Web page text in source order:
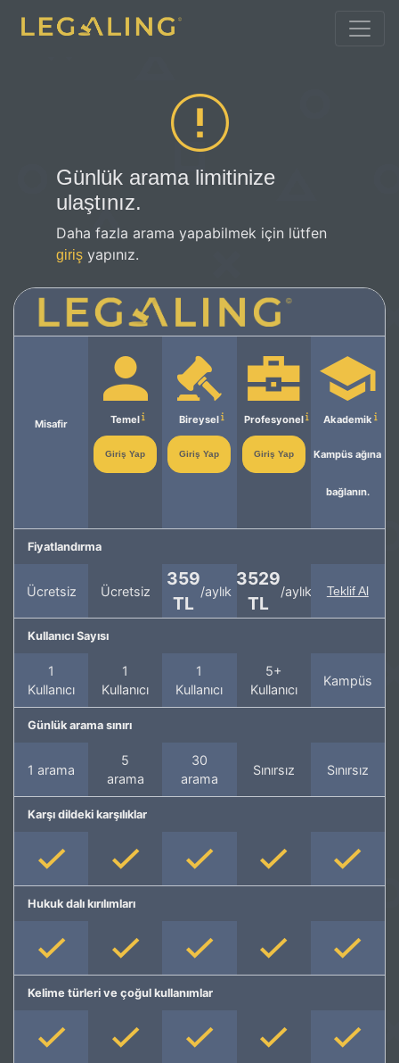
Günlük arama limitinize
ulaştınız.
Daha fazla arama yapabilmek için lütfen
giriş yapınız.
Misafir Temel
Giriş Yap
Bireysel
Giriş Yap
Profesyonel
Giriş Yap
Akademik
Kampüs ağına
bağlanın.
Fiyatlandırma
Ücretsiz Ücretsiz
359
TL
/aylık
3529
TL
/aylık Teklif Al
Kullanıcı Sayısı
1
Kullanıcı
1
Kullanıcı
1
Kullanıcı
5+
Kullanıcı
Kampüs
Günlük arama sınırı
1 arama
5
arama
30
arama
Sınırsız Sınırsız
Karşı dildeki karşılıklar
Hukuk dalı kırılımları
Kelime türleri ve çoğul kullanımlar